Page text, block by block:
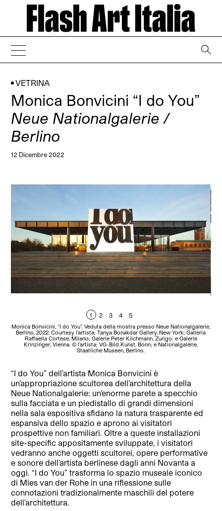
VETRINA
Monica Bonvicini “I do You”
Neue Nationalgalerie /
Berlino
12 Dicembre 2022
1 2 3 4 5
Monica Bonvicini, “I do You”. Veduta della mostra presso Neue Nationalgalerie,
Berlino, 2022. Courtesy l’artista; Tanya Bonakdar Gallery, New York; Galleria
Raffaella Cortese, Milano; Galerie Peter Kilchmann, Zurigo; e Galerie
Krinzinger, Vienna. © l’artista; VG-Bild Kunst, Bonn; e Nationalgalerie,
Staatliche Museen, Berlino.
“I do You” dell’artista Monica Bonvicini è
un’appropriazione scultorea dell’architettura della
Neue Nationalgalerie: un’enorme parete a specchio
sulla facciata e un piedistallo di grandi dimensioni
nella sala espositiva sfidano la natura trasparente ed
espansiva dello spazio e aprono ai visitatori
prospettive non familiari. Oltre a queste installazioni
site-specific appositamente sviluppate, i visitatori
vedranno anche oggetti scultorei, opere performative
e sonore dell’artista berlinese dagli anni Novanta a
oggi. “I do You” trasforma lo spazio museale iconico
di Mies van der Rohe in una riflessione sulle
connotazioni tradizionalmente maschili del potere
dell’architettura.